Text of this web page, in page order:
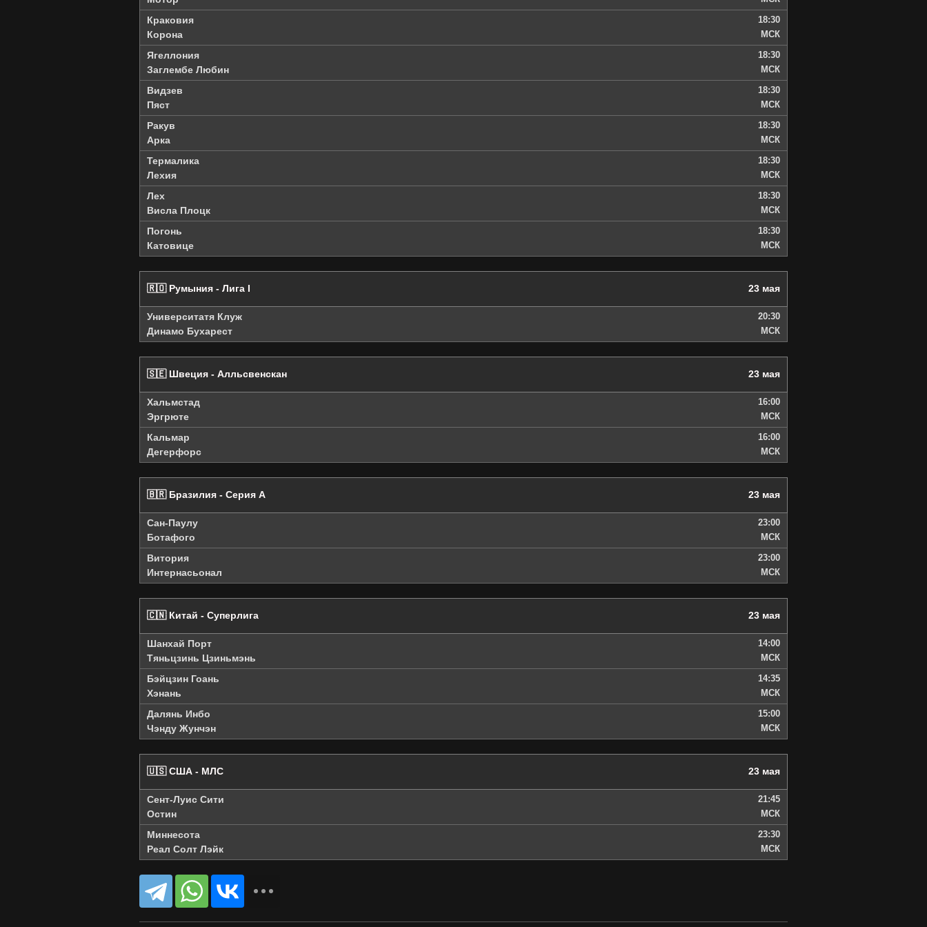
Краковия
Корона
18:30
МСК
Ягеллония
Заглембе Любин
18:30
МСК
Видзев
Пяст
18:30
МСК
Ракув
Арка
18:30
МСК
Термалика
Лехия
18:30
МСК
Лех
Висла Плоцк
18:30
МСК
Погонь
Катовице
18:30
МСК
🇷🇴 Румыния - Лига I 23 мая
Университатя Клуж
Динамо Бухарест
20:30
МСК
🇸🇪 Швеция - Алльсвенскан 23 мая
Хальмстад
Эргрюте
16:00
МСК
Кальмар
Дегерфорс
16:00
МСК
🇧🇷 Бразилия - Серия А 23 мая
Сан-Паулу
Ботафого
23:00
МСК
Витория
Интернасьонал
23:00
МСК
🇨🇳 Китай - Суперлига 23 мая
Шанхай Порт
Тяньцзинь Цзиньмэнь
14:00
МСК
Бэйцзин Гоань
Хэнань
14:35
МСК
Далянь Инбо
Чэнду Жунчэн
15:00
МСК
🇺🇸 США - МЛС 23 мая
Сент-Луис Сити
Остин
21:45
МСК
Миннесота
Реал Солт Лэйк
23:30
МСК